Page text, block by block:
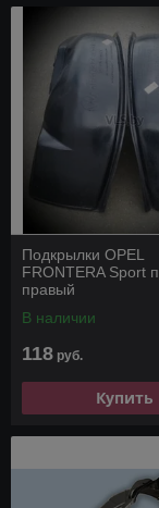
Подкрылки OPEL
FRONTERA Sport
правый
В наличии
118 руб.
Купить